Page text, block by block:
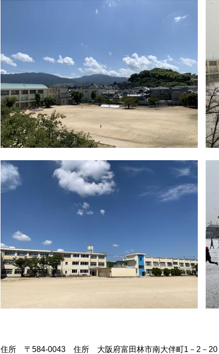
住所 〒584-0043 住所 大阪府富田林市南大伴町1－2－20